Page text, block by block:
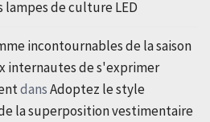
lampes de culture LED
incontournables de la saison
internautes de s'exprimer
dansAdoptez le style
la superposition vestimentaire